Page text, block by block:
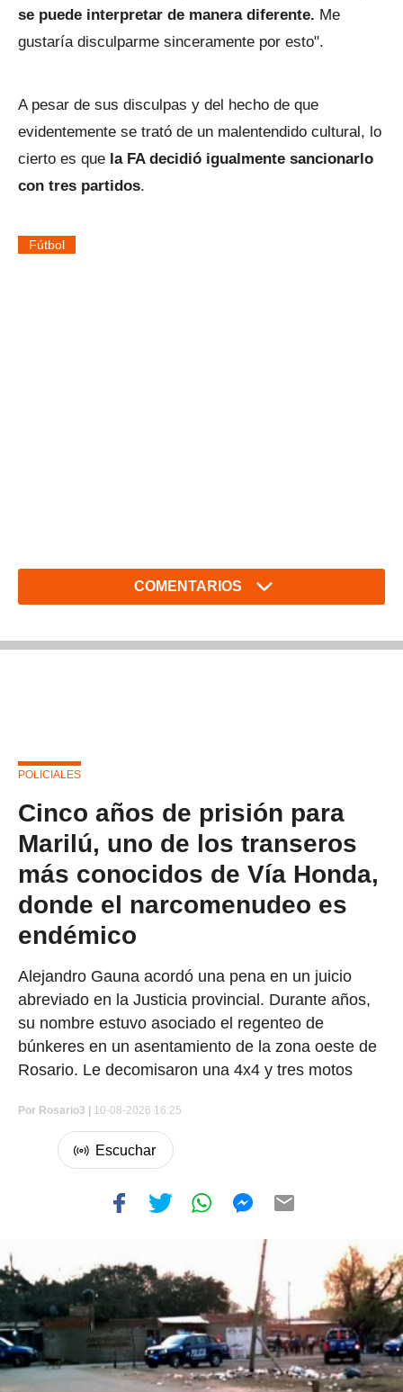
se puede interpretar de manera diferente. Me
gustaría disculparme sinceramente por esto".
A pesar de sus disculpas y del hecho de que
evidentemente se trató de un malentendido cultural, lo
cierto es que la FA decidió igualmente sancionarlo
con tres partidos.
Fútbol
COMENTARIOS